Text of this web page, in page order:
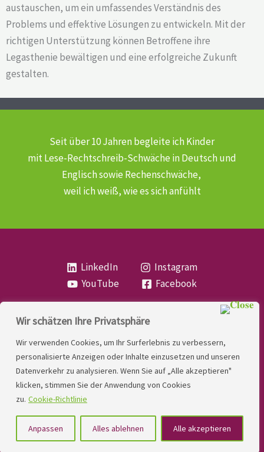
Wir schätzen Ihre Privatsphäre
Wir verwenden Cookies, um Ihr Surferlebnis zu verbessern,
personalisierte Anzeigen oder Inhalte einzusetzen und unseren
Datenverkehr zu analysieren. Wenn Sie auf „Alle akzeptieren"
klicken, stimmen Sie der Anwendung von Cookies
zu. Cookie-Richtlinie
Anpassen Alles ablehnen Alle akzeptieren
austauschen, um ein umfassendes Verständnis des
Problems und effektive Lösungen zu entwickeln. Mit der
richtigen Unterstützung können Betroffene ihre
Legasthenie bewältigen und eine erfolgreiche Zukunft
gestalten.
Seit über 10 Jahren begleite ich Kinder
mit Lese-Rechtschreib-Schwächein Deutsch und
Englisch sowie Rechenschwäche,
weil ich weiß, wie es sich anfühlt
LinkedIn
Instagram
YouTube
Facebook
LINDNER. 2026 | Powered by
Kontakt
Datenschutzerklärung